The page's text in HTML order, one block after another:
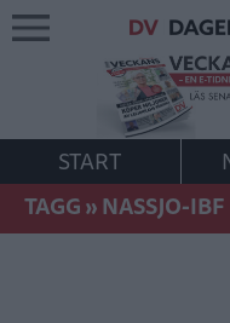
START
TAGG»NASSJO-IBF